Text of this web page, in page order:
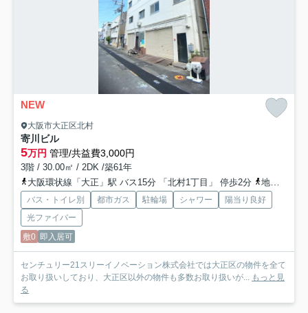
NEW
大阪市大正区北村
寄川ビル
5万円 管理/共益費3,000円
3階 / 30.00㎡ / 2DK /築61年
大阪環状線「大正」駅 バス15分 「北村1丁目」 停歩2分
地下鉄長堀鶴見緑地「大正」駅 バス15分 「北村1丁目」 停歩2分
バス・トイレ別 都市ガス 駐輪場 シャワー
陽当り良好
光ファイバー
敷0 即入居可
センチュリー21スリーイノベーション株式会社では大正区の物件を全て
お取り扱いしており、大正区以外の物件も多数お取り扱いが... もっと見
る